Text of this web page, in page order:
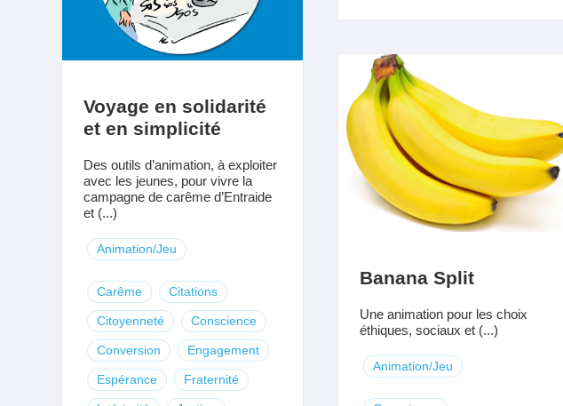
Voyage en solidarité
et en simplicité
Des outils d’animation, à exploiter
avec les jeunes, pour vivre la
campagne de carême d’Entraide
et (...)
Animation/Jeu
Carême Citations
Citoyenneté Conscience
Conversion Engagement
Espérance Fraternité
Banana Split
Une animation pour les choix
éthiques, sociaux et (...)
Animation/Jeu